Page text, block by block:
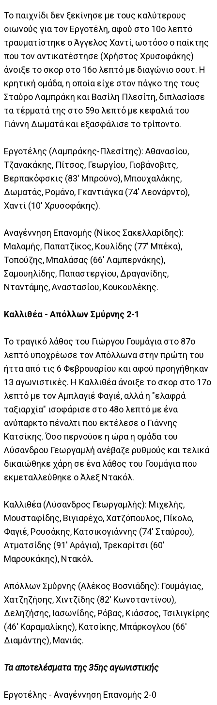
Το παιχνίδι δεν ξεκίνησε με τους καλύτερους
οιωνούς για τον Εργοτέλη, αφού στο 10ο λεπτό
τραυματίστηκε ο Άγγελος Χαντί, ωστόσο ο παίκτης
που τον αντικατέστησε (Χρήστος Χρυσοφάκης)
άνοιξε το σκορ στο 16ο λεπτό με διαγώνιο σουτ. Η
κρητική ομάδα, η οποία είχε στον πάγκο της τους
Σταύρο Λαμπράκη και Βασίλη Πλεσίτη, διπλασίασε
τα τέρματά της στο 59ο λεπτό με κεφαλιά του
Γιάννη Δωματά και εξασφάλισε το τρίποντο.
Εργοτέλης (Λαμπράκης-Πλεσίτης): Αθανασίου,
Τζανακάκης, Πίτσος, Γεωργίου, Γιοβάνοβιτς,
Βερπακόφσκις (83' Μπρούνο), Μπουχαλάκης,
Δωματάς, Ρομάνο, Γκαντιάγκα (74' Λεονάρντο),
Χαντί (10' Χρυσοφάκης).
Αναγέννηση Επανομής (Νίκος Σακελλαρίδης):
Μαλαμής, Παπατζίκος, Κουλίδης (77' Μπέκα),
Τοπούζης, Μπαλάσας (66' Λαμπερνάκης),
Σαμουηλίδης, Παπαστεργίου, Δραγανίδης,
Νταντάμης, Αναστασίου, Κουκουλέκης.
Καλλιθέα - Απόλλων Σμύρνης 2-1
Το τραγικό λάθος του Γιώργου Γουμάγια στο 87ο
λεπτό υποχρέωσε τον Απόλλωνα στην πρώτη του
ήττα από τις 6 Φεβρουαρίου και αφού προηγήθηκαν
13 αγωνιστικές. Η Καλλιθέα άνοιξε το σκορ στο 17ο
λεπτό με τον Αμπλαγιέ Φαγιέ, αλλά η "ελαφρά
ταξιαρχία" ισοφάρισε στο 48ο λεπτό με ένα
ανύπαρκτο πέναλτι που εκτέλεσε ο Γιάννης
Κατσίκης. Όσο περνούσε η ώρα η ομάδα του
Λύσανδρου Γεωργαμλή ανέβαζε ρυθμούς και τελικά
δικαιώθηκε χάρη σε ένα λάθος του Γουμάγια που
εκμεταλλεύθηκε ο Άλεξ Ντακόλ.
Καλλιθέα (Λύσανδρος Γεωργαμλής): Μιχελής,
Μουσταφίδης, Βιγιαρέχο, Χατζόπουλος, Πίκολο,
Φαγιέ, Ρουσάκης, Κατσικογιάννης (74' Σταύρου),
Ατματσίδης (91' Αράγια), Τρεκαρίτσι (60'
Μαρουκάκης), Ντακόλ.
Απόλλων Σμύρνης (Αλέκος Βοσνιάδης): Γουμάγιας,
Χατζηζήσης, Χιντζίδης (82' Κωνσταντίνου),
Δεληζήσης, Ιασωνίδης, Ρόβας, Κιάσσος, Τσιλιγκίρης
(46' Καραμαλίκης), Κατσίκης, Μπάρκογλου (66'
Διαμάντης), Μανιάς.
Τα αποτελέσματα της 35ης αγωνιστικής
Εργοτέλης - Αναγέννηση Επανομής 2-0